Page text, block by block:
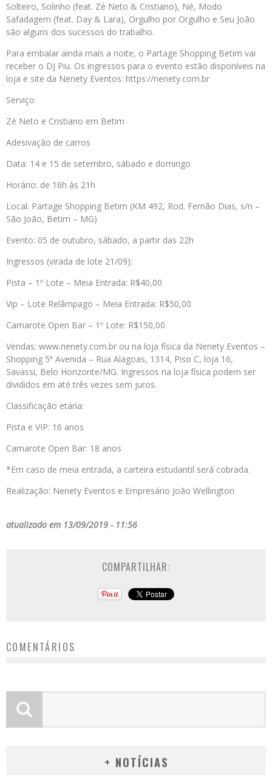
Solteiro, Solinho (feat. Zé Neto & Cristiano), Né, Modo
Safadagem (feat. Day & Lara), Orgulho por Orgulho e Seu João
são alguns dos sucessos do trabalho.
Para embalar ainda mais a noite, o Partage Shopping Betim vai
receber o DJ Piu. Os ingressos para o evento estão disponíveis na
loja e site da Nenety Eventos: https://nenety.com.br
Serviço
Zé Neto e Cristiano em Betim
Adesivação de carros
Data: 14 e 15 de setembro, sábado e domingo
Horário: de 16h às 21h
Local: Partage Shopping Betim (KM 492, Rod. Fernão Dias, s/n –
São João, Betim – MG)
Evento: 05 de outubro, sábado, a partir das 22h
Ingressos (virada de lote 21/09):
Pista – 1º Lote – Meia Entrada: R$40,00
Vip – Lote Relâmpago – Meia Entrada: R$50,00
Camarote Open Bar – 1º Lote: R$150,00
Vendas: www.nenety.com.br ou na loja física da Nenety Eventos –
Shopping 5ª Avenida – Rua Alagoas, 1314, Piso C, loja 16,
Savassi, Belo Horizonte/MG. Ingressos na loja física podem ser
divididos em até três vezes sem juros.
Classificação etária:
Pista e VIP: 16 anos
Camarote Open Bar: 18 anos
*Em caso de meia entrada, a carteira estudantil será cobrada.
Realização: Nenety Eventos e Empresário João Wellington
atualizado em 13/09/2019 - 11:56
COMPARTILHAR:
COMENTÁRIOS
+ NOTÍCIAS